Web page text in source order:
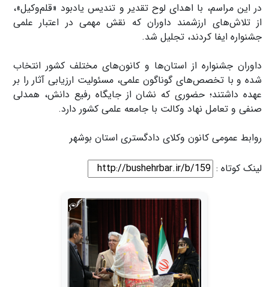
در این مراسم، با اهدای لوح تقدیر و تندیس یادبود «قلم‌وکیل»،
از تلاش‌های ارزشمند داوران که نقش مهمی در اعتبار علمی
جشنواره ایفا کردند، تجلیل شد.
داوران جشنواره از استان‌ها و کانون‌های مختلف کشور انتخاب
شده و با تخصص‌های گوناگون علمی، مسئولیت ارزیابی آثار را بر
عهده داشتند؛ حضوری که نشان از جایگاه رفیع دانش، همدلی
صنفی و تعامل نهاد وکالت با جامعه علمی کشور دارد.
روابط عمومی کانون وکلای دادگستری استان بوشهر
لینک کوتاه :